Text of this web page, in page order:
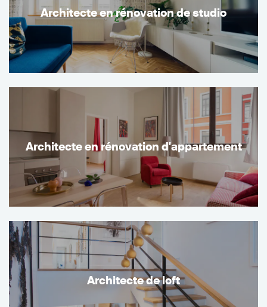
Architecte en rénovation de studio
Architecte en rénovation d'appartement
Architecte de loft